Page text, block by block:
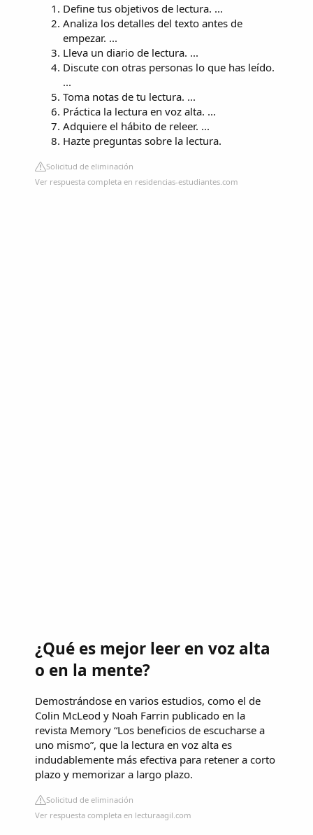
Define tus objetivos de lectura. ...
Analiza los detalles del texto antes de
empezar. ...
Lleva un diario de lectura. ...
Discute con otras personas lo que has leído.
...
Toma notas de tu lectura. ...
Práctica la lectura en voz alta. ...
Adquiere el hábito de releer. ...
Hazte preguntas sobre la lectura.
Solicitud de eliminación
Ver respuesta completa en residencias-estudiantes.com
¿Qué es mejor leer en voz alta
o en la mente?
Demostrándose en varios estudios, como el de
Colin McLeod y Noah Farrin publicado en la
revista Memory “Los beneficios de escucharse a
uno mismo”, que la lectura en voz alta es
indudablemente más efectiva para retener a corto
plazo y memorizar a largo plazo.
Solicitud de eliminación
Ver respuesta completa en lecturaagil.com